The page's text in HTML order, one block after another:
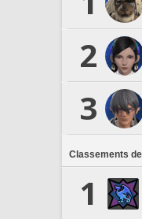
2
3
Classements
1